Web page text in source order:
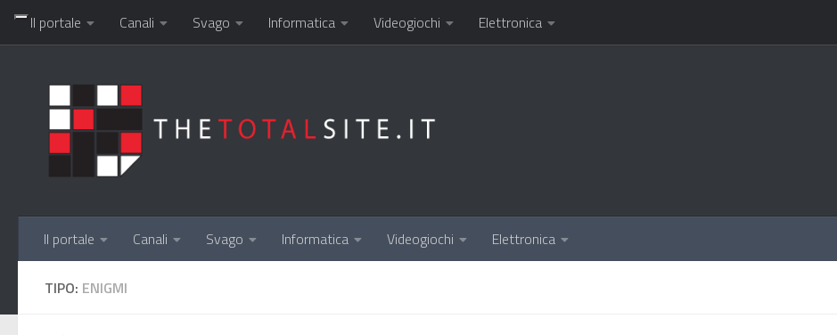
Salta al contenuto
Il portale Canali Svago Informatica Videogiochi Elettronica
Il portale Canali Svago Informatica Videogiochi Elettronica
TIPO: ENIGMI